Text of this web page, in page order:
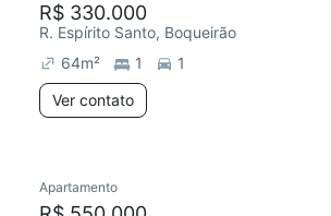
R$ 330.000
R. Espírito Santo, Boqueirão
64m² 1
1
Ver contato
Redecorar
Apartamento